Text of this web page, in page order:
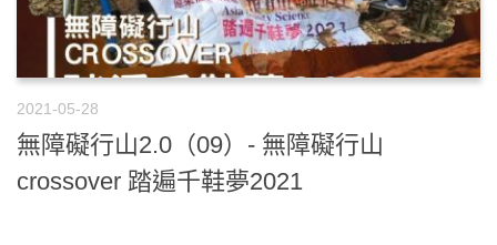
2021-05-28
無障礙行山2.0（09）- 無障礙行山
crossover 踏遍千鞋夢2021